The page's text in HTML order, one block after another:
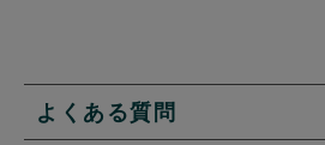
よくある質問